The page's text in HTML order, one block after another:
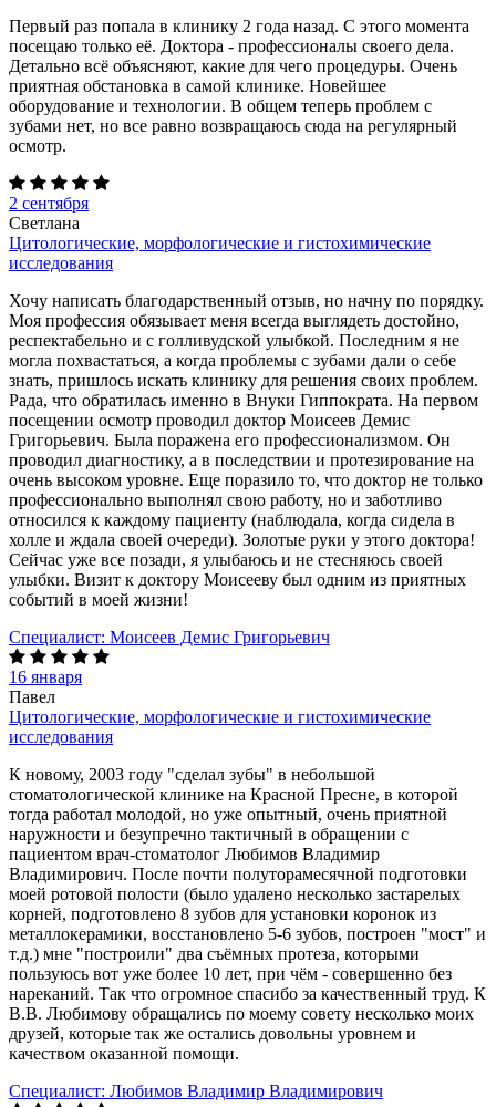
Первый раз попала в клинику 2 года назад. С этого момента
посещаю только её. Доктора - профессионалы своего дела.
Детально всё объясняют, какие для чего процедуры. Очень
приятная обстановка в самой клинике. Новейшее
оборудование и технологии. В общем теперь проблем с
зубами нет, но все равно возвращаюсь сюда на регулярный
осмотр.
2 сентября
Светлана
Цитологические, морфологические и гистохимические
исследования
Хочу написать благодарственный отзыв, но начну по порядку.
Моя профессия обязывает меня всегда выглядеть достойно,
респектабельно и с голливудской улыбкой. Последним я не
могла похвастаться, а когда проблемы с зубами дали о себе
знать, пришлось искать клинику для решения своих проблем.
Рада, что обратилась именно в Внуки Гиппократа. На первом
посещении осмотр проводил доктор Моисеев Демис
Григорьевич. Была поражена его профессионализмом. Он
проводил диагностику, а в последствии и протезирование на
очень высоком уровне. Еще поразило то, что доктор не только
профессионально выполнял свою работу, но и заботливо
относился к каждому пациенту (наблюдала, когда сидела в
холле и ждала своей очереди). Золотые руки у этого доктора!
Сейчас уже все позади, я улыбаюсь и не стесняюсь своей
улыбки. Визит к доктору Моисееву был одним из приятных
событий в моей жизни!
Специалист: Моисеев Демис Григорьевич
16 января
Павел
Цитологические, морфологические и гистохимические
исследования
К новому, 2003 году "сделал зубы" в небольшой
стоматологической клинике на Красной Пресне, в которой
тогда работал молодой, но уже опытный, очень приятной
наружности и безупречно тактичный в обращении с
пациентом врач-стоматолог Любимов Владимир
Владимирович. После почти полуторамесячной подготовки
моей ротовой полости (было удалено несколько застарелых
корней, подготовлено 8 зубов для установки коронок из
металлокерамики, восстановлено 5-6 зубов, построен "мост" и
т.д.) мне "построили" два съёмных протеза, которыми
пользуюсь вот уже более 10 лет, при чём - совершенно без
нареканий. Так что огромное спасибо за качественный труд. К
В.В. Любимову обращались по моему совету несколько моих
друзей, которые так же остались довольны уровнем и
качеством оказанной помощи.
Специалист: Любимов Владимир Владимирович